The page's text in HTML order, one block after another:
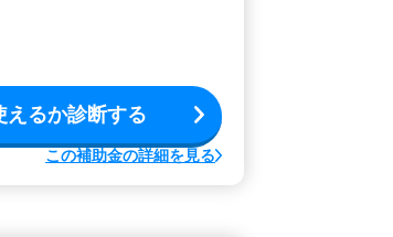
えるか診断する
この補助金の詳細を見る